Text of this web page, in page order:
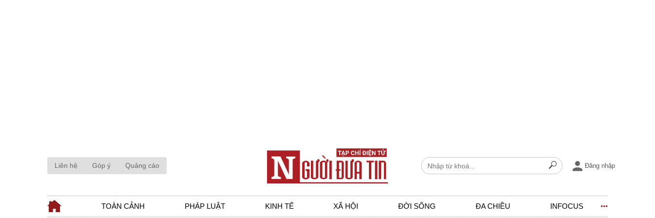
Liên hệ Góp ý Quảng cáo Đăng nhập
TOÀN CẢNH PHÁP LUẬT KINH TẾ XÃ HỘI ĐỜI SỐNG ĐA CHIỀU INFOCUS